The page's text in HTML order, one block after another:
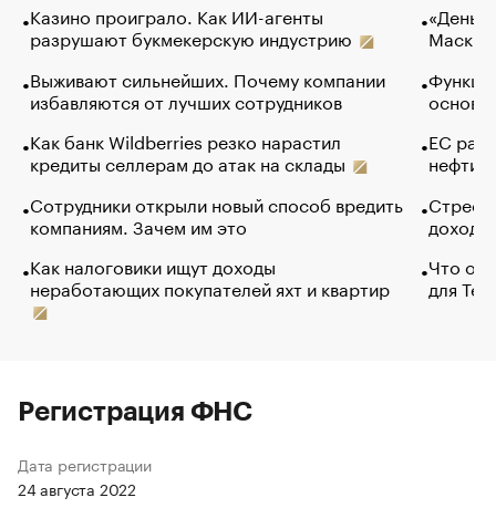
Казино проиграло. Как ИИ-агенты
разрушают букмекерскую индустрию
Выживают сильнейших. Почему компании
избавляются от лучших сотрудников
Как банк Wildberries резко нарастил
кредиты селлерам до атак на склады
Сотрудники открыли новый способ вредить
компаниям. Зачем им это
Как налоговики ищут доходы
неработающих покупателей яхт и квартир
Маск в
основ
ЕС
нефти
Что
для
Регистрация ФНС
Дата регистрации
24 августа 2022